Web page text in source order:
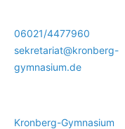
06021/4477960
sekretariat@kronberg-
gymnasium.de
Kronberg-Gymnasium